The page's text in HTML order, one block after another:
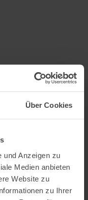
Über Cookies
und Anzeigen zu
Medien anbieten
Website zu
zu Ihrer
SPORTSTYLE
Sportstyle LC T-